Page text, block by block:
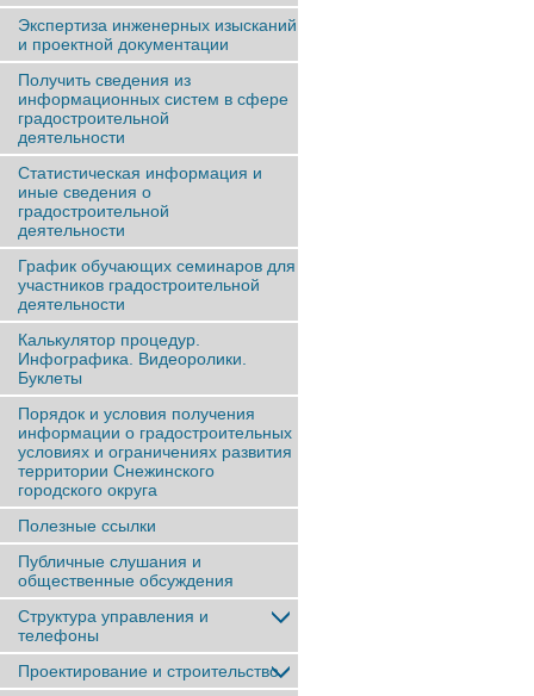
Экспертиза инженерных изысканий
и проектной документации
Получить сведения из
информационных систем в сфере
градостроительной
деятельности
Статистическая информация и
иные сведения о
градостроительной
деятельности
График обучающих семинаров для
участников градостроительной
деятельности
Калькулятор процедур.
Инфографика. Видеоролики.
Буклеты
Порядок и условия получения
информации о градостроительных
условиях и ограничениях развития
территории Снежинского
городского округа
Полезные ссылки
Публичные слушания и
общественные обсуждения
Структура управления и
телефоны
Проектирование и строительство